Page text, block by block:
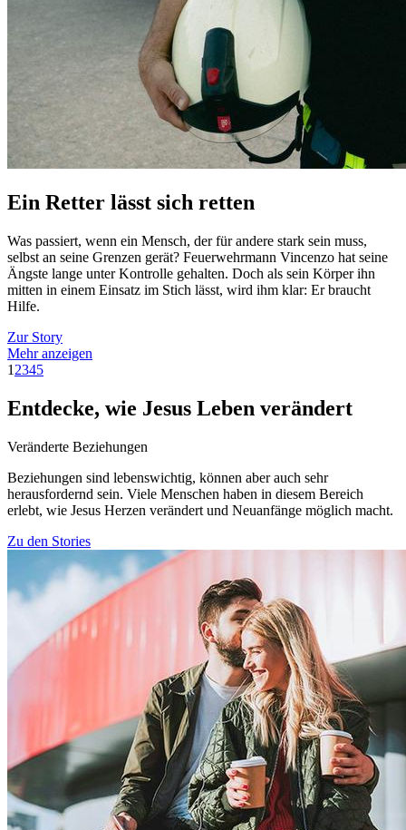
Ein Retter lässt sich retten
Was passiert, wenn ein Mensch, der für andere stark sein muss,
selbst an seine Grenzen gerät? Feuerwehrmann Vincenzo hat seine
Ängste lange unter Kontrolle gehalten. Doch als sein Körper ihn
mitten in einem Einsatz im Stich lässt, wird ihm klar: Er braucht
Hilfe.
Zur Story
Mehr anzeigen
1 2345
Entdecke, wie Jesus Leben verändert
Veränderte Beziehungen
Beziehungen sind lebenswichtig, können aber auch sehr
herausfordernd sein. Viele Menschen haben in diesem Bereich
erlebt, wie Jesus Herzen verändert und Neuanfänge möglich macht.
Zu den Stories